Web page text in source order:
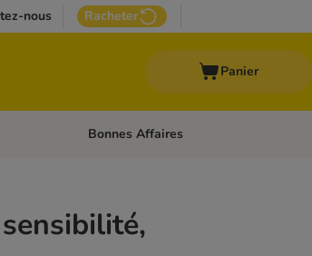
nous Racheter
Panier
Médical Dérouler les catégories: Marques
Bonnes Affaires